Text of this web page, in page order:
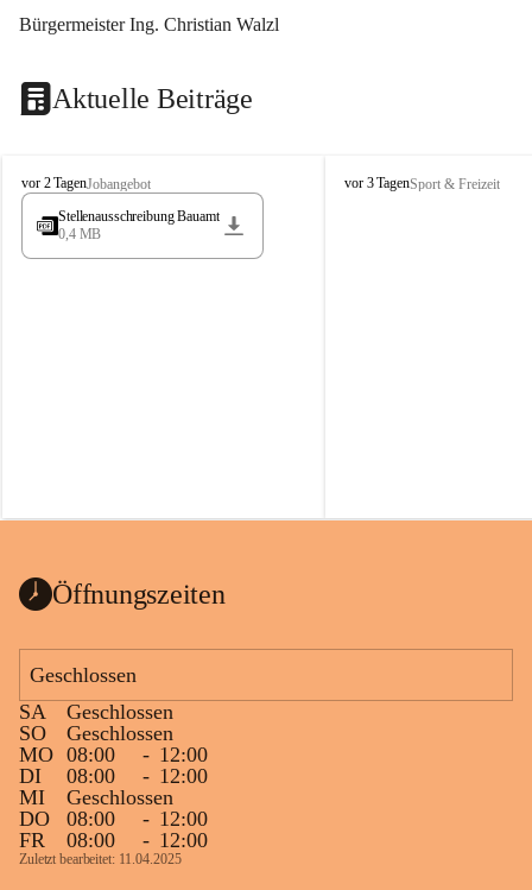
Bürgermeister Ing. Christian Walzl
Aktuelle Beiträge
S
t
s
vor 2 TagenJobangebot
Stellenausschreibung Bauamt
0,4 MB
S
vor 3 TagenSport & Freizeit
Öffnungszeiten
Geschlossen
SA
Geschlossen
SO
Geschlossen
MO 08:00 - 12:00
DI
08:00 - 12:00
MI
Geschlossen
DO
08:00 - 12:00
FR
08:00 - 12:00
Zuletzt bearbeitet: 11.04.2025